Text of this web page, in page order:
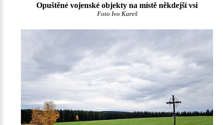
Opuštěné vojenské objekty na místě někdejší vsi
Foto Ivo Kareš